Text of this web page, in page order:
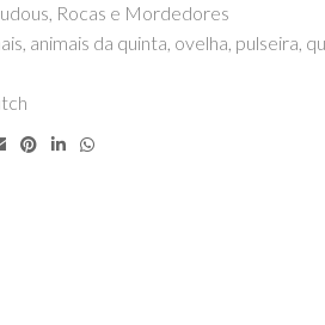
, Rocas e Mordedores
, animais da quinta, ovelha, pulseira,